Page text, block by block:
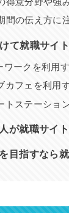
間の伝え方に
て就職サイ
ワークを利用
カフェを利用
トステーショ
が就職サイ
目指すなら